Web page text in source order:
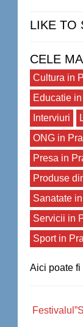
LIKE TO
CELE
Cultura in
Educatie
Interviuri
ONG in
Presa in
Produse
Sanatate
Servicii in
Sport in
Aici poate fi